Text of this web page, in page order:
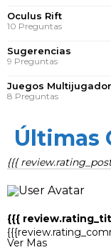
Oculus Rift
10 Preguntas
Sugerencias
9 Preguntas
Juegos
8 Preguntas
Últimas
{{{
{{{
Ver Mas